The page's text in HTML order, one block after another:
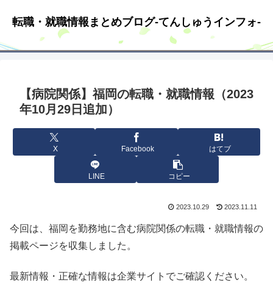
転職・就職情報まとめブログ-てんしゅうインフォ-
【病院関係】福岡の転職・就職情報（2023
年10月29日追加）
X Facebook はてブ
LINE コピー
2023.10.29 2023.11.11
今回は、福岡を勤務地に含む病院関係の転職・就職情報の
掲載ページを収集しました。
最新情報・正確な情報は企業サイトでご確認ください。